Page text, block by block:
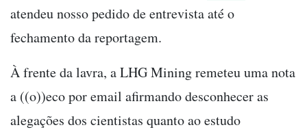
atendeu nosso pedido de entrevista até o
fechamento da reportagem.
À frente da lavra, a LHG Mining remeteu uma nota
a ((o))eco por email afirmando desconhecer as
alegações dos cientistas quanto ao estudo